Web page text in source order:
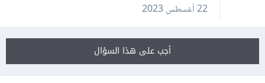
22 أغسطس 2023
أجب على هذا السؤال